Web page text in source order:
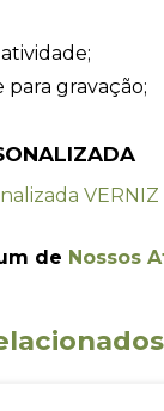
para gravação;
de Nossos